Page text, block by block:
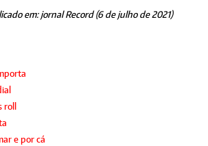
em: jornal Record (6 de julho de 2021)
roll
e por cá